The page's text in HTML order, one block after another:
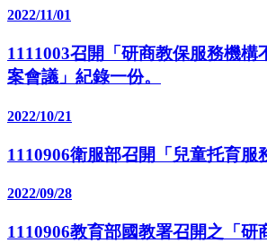
2022/11/01
1111003召開「研商教保服務機
案會議」紀錄一份。
2022/10/21
1110906衛服部召開「兒童托育
2022/09/28
1110906教育部國教署召開之「